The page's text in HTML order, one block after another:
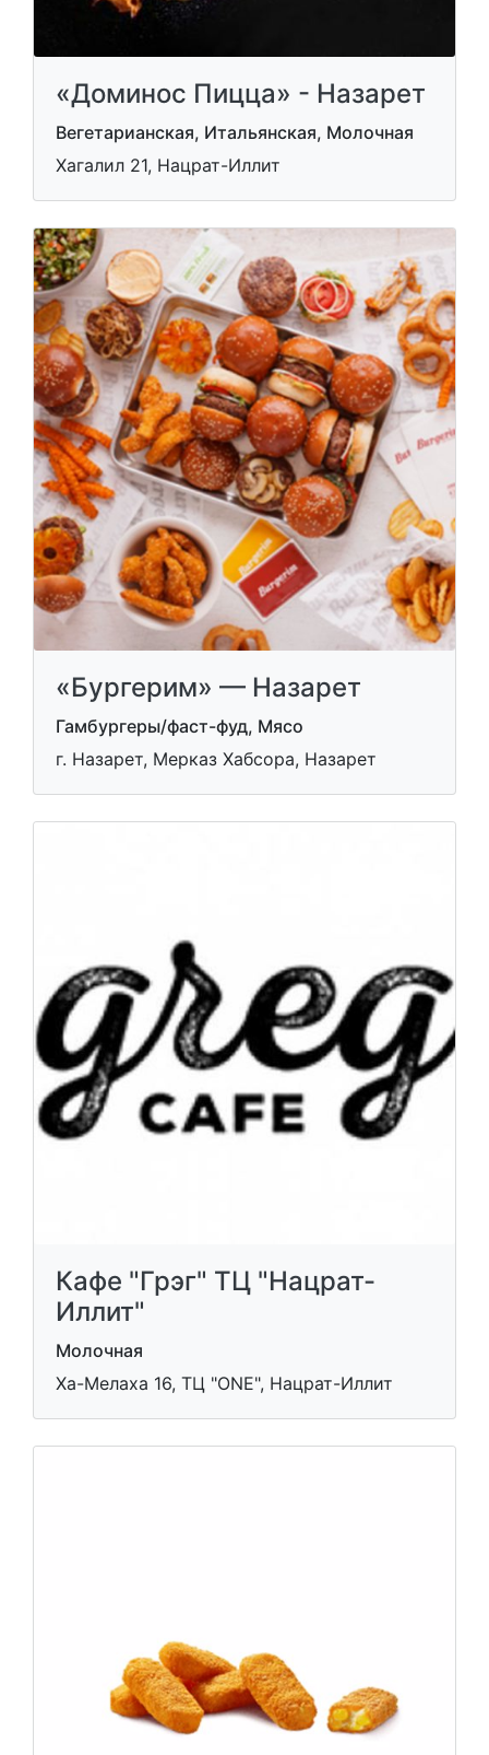
«Доминос Пицца» - Назарет
Вегетарианская, Итальянская, Молочная
Хагалил 21, Нацрат-Иллит
«Бургерим» — Назарет
Гамбургеры/фаст-фуд, Мясо
г. Назарет, Мерказ Хабсора, Назарет
Кафе "Грэг" ТЦ "Нацрат-
Иллит"
Молочная
Ха-Мелаха 16, ТЦ "ONE", Нацрат-Иллит